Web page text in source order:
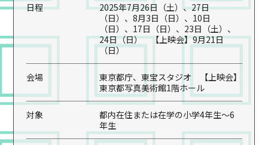
日程
2025年7月26日（土）、27日
（日）、8月3日（日）、10日
（日）、17日（日）、23日（土）、
24日（日） 【上映会】9月21日
（日）
会場
東京都庁、東宝スタジオ 【上映会】
東京都写真美術館1階ホール
対象
都内在住または在学の小学4年生～6
年生